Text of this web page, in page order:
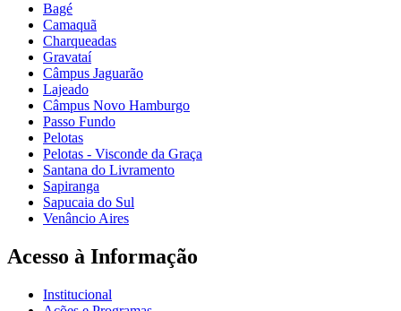
Bagé
Camaquã
Charqueadas
Gravataí
Câmpus Jaguarão
Lajeado
Câmpus Novo Hamburgo
Passo Fundo
Pelotas
Pelotas - Visconde da Graça
Santana do Livramento
Sapiranga
Sapucaia do Sul
Venâncio Aires
Acesso à Informação
Institucional